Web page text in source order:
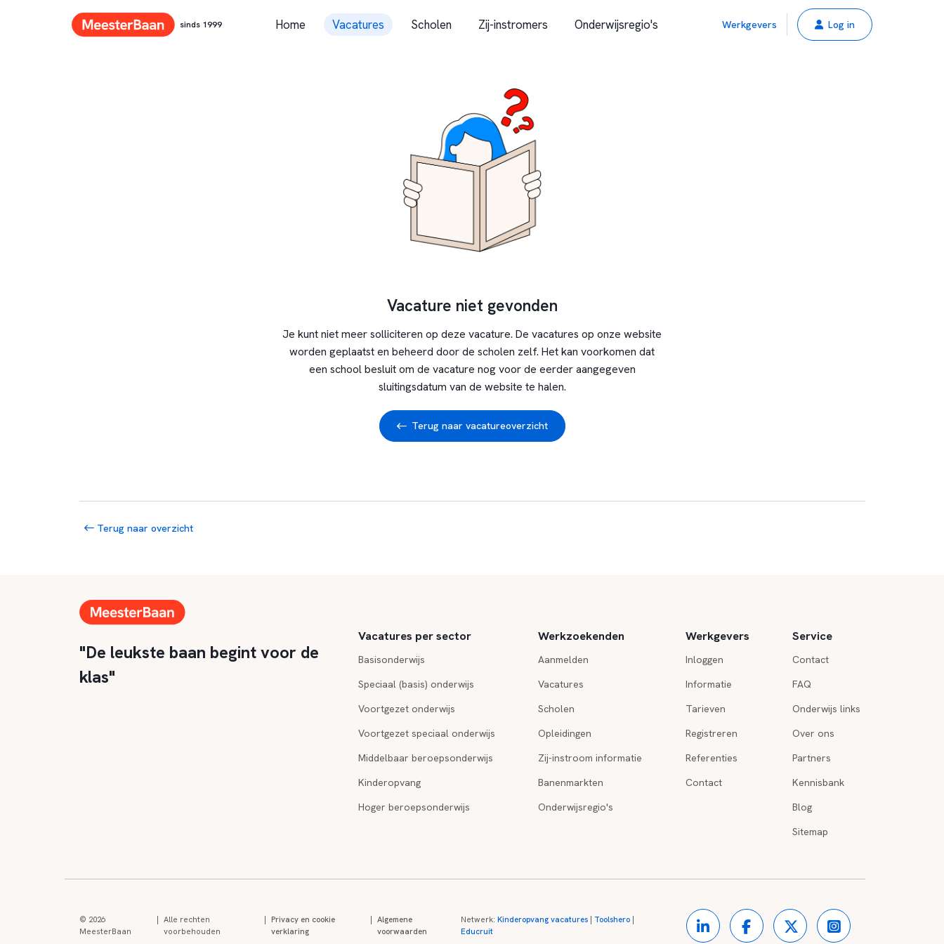
sinds 1999 Home Vacatures Scholen Zij-instromers Onderwijsregio's Werkgevers Log in
Vacature niet gevonden
Je kunt niet meer solliciteren op deze vacature. De vacatures op onze website
worden geplaatst en beheerd door de scholen zelf. Het kan voorkomen dat
een school besluit om de vacature nog voor de eerder aangegeven
sluitingsdatum van de website te halen.
Terug naar vacatureoverzicht
Terug naar overzicht
"De leukste baan begint voor de
klas"
Vacatures per sector
Basisonderwijs
Speciaal (basis) onderwijs
Voortgezet onderwijs
Voortgezet speciaal onderwijs
Middelbaar beroepsonderwijs
Kinderopvang
Hoger beroepsonderwijs
Werkzoekenden
Aanmelden
Vacatures
Scholen
Opleidingen
Zij-instroom informatie
Banenmarkten
Onderwijsregio's
Werkgevers
Inloggen
Informatie
Tarieven
Registreren
Referenties
Contact
Service
Contact
FAQ
Onderwijs links
Over ons
Partners
Kennisbank
Blog
Sitemap
© 2026
MeesterBaan
Alle rechten
voorbehouden
Privacy en cookie
verklaring
Algemene
voorwaarden
Netwerk: Kinderopvang vacatures| Toolshero|
Educruit